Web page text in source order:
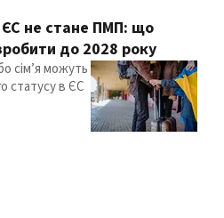
ЄС не стане ПМП: що
до 2028 року
сім’я можуть
статусу в ЄС